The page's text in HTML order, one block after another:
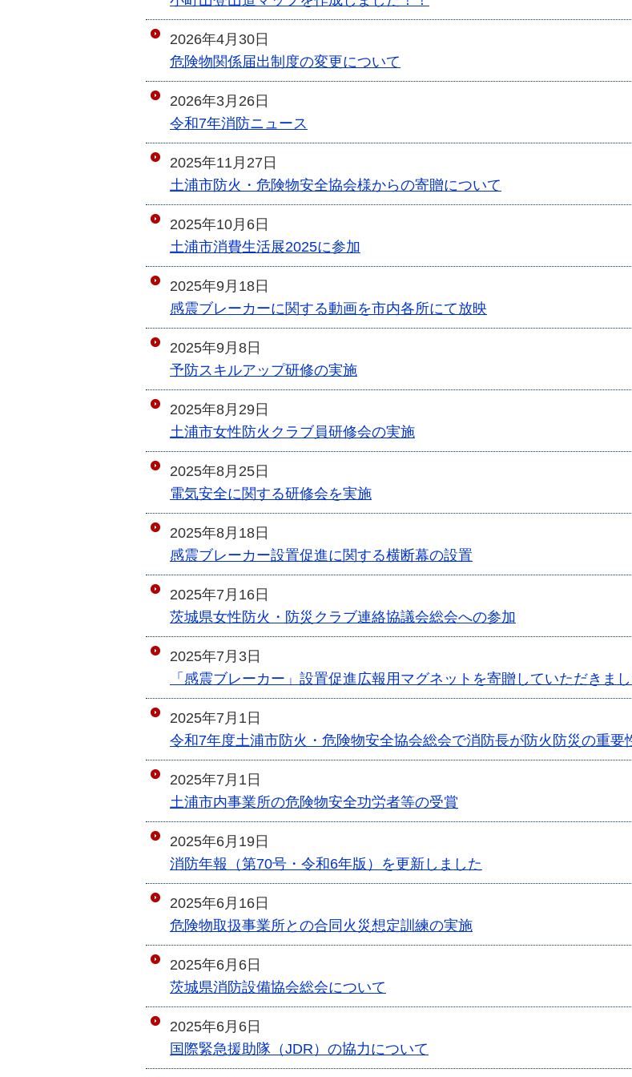
2026年4月30日
危険物関係届出制度の変更について
2026年3月26日
令和7年消防ニュース
2025年11月27日
土浦市防火・危険物安全協会様からの寄贈について
2025年10月6日
土浦市消費生活展2025に参加
2025年9月18日
感震ブレーカーに関する動画を市内各所にて放映
2025年9月8日
予防スキルアップ研修の実施
2025年8月29日
土浦市女性防火クラブ員研修会の実施
2025年8月25日
電気安全に関する研修会を実施
2025年8月18日
感震ブレーカー設置促進に関する横断幕の設置
2025年7月16日
茨城県女性防火・防災クラブ連絡協議会総会への参加
2025年7月3日
「感震ブレーカー」設置促進広報用マグネットを寄贈していただきまし
2025年7月1日
令和7年度土浦市防火・危険物安全協会総会で消防長が防火防災の重要
2025年7月1日
土浦市内事業所の危険物安全功労者等の受賞
2025年6月19日
消防年報（第70号・令和6年版）を更新しました
2025年6月16日
危険物取扱事業所との合同火災想定訓練の実施
2025年6月6日
茨城県消防設備協会総会について
2025年6月6日
国際緊急援助隊（JDR）の協力について